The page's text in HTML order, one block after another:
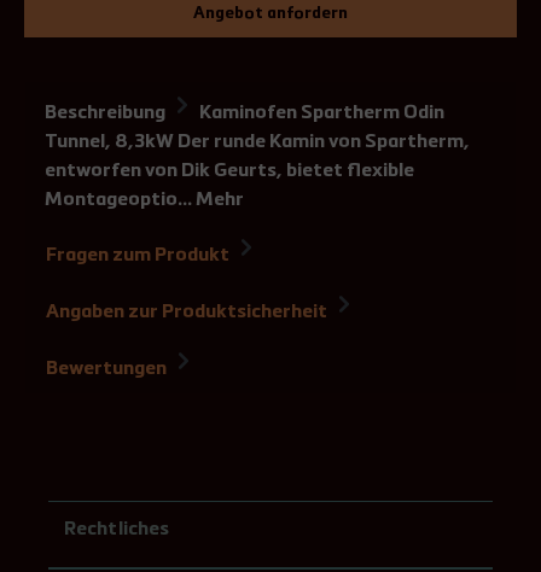
Angebot anfordern
Beschreibung
Kaminofen Spartherm Odin
Tunnel, 8,3kW Der runde Kamin von Spartherm,
entworfen von Dik Geurts, bietet flexible
Montageoptio… Mehr
Fragen zum Produkt
Angaben zur Produktsicherheit
Bewertungen
Rechtliches